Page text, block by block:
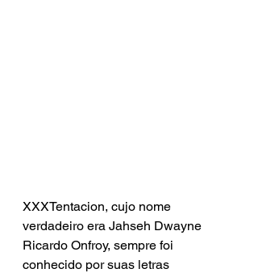
XXXTentacion, cujo nome
verdadeiro era Jahseh Dwayne
Ricardo Onfroy, sempre foi
conhecido por suas letras